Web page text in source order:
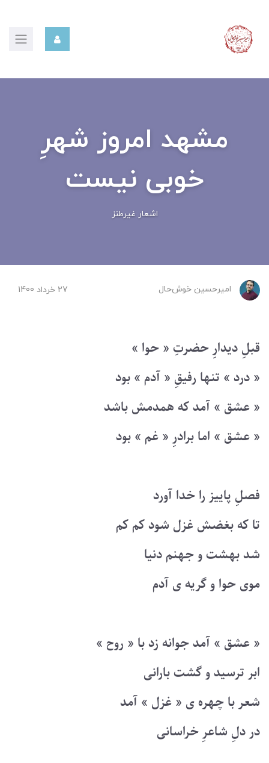
مشهد امروز شهرِ
خوبی نیست
اشعار غیرطنز
امیرحسین ‌خوش‌حال 27 خرداد 1400
قبلِ دیدارِ حضرتِ « حوا »
« درد » تنها رفیقِ « آدم » بود
« عشق » آمد که همدمش باشد
« عشق » اما برادرِ « غم » بود
فصلِ پاییز را خدا آورد
تا که بغضش غزل شود کم کم
شد بهشت و جهنم دنیا
موی حوا و گریه ی آدم
« عشق » آمد جوانه زد با « روح »
ابر ترسید و گشت بارانی
شعر با چهره ی « غزل » آمد
در دلِ شاعرِ خراسانی